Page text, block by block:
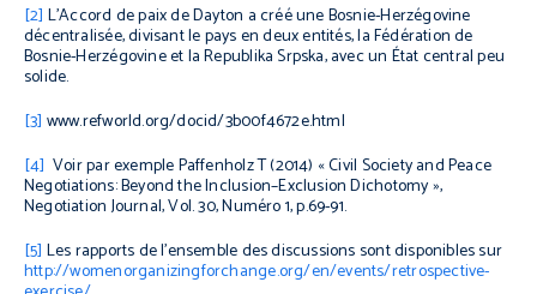
[2] L'Accord de paix de Dayton a créé une Bosnie-Herzégovine
décentralisée, divisant le pays en deux entités, la Fédération de
Bosnie-Herzégovine et la Republika Srpska, avec un État central peu
solide.
[3] www.refworld.org/docid/3b00f4672e.html
[4] Voir par exemple Paffenholz T (2014) « Civil Society and Peace
Negotiations: Beyond the Inclusion–Exclusion Dichotomy »,
Negotiation Journal,Vol. 30, Numéro 1, p.69-91.
[5] Les rapports de l'ensemble des discussions sont disponibles sur
http://womenorganizingforchange.org/en/events/retrospective-